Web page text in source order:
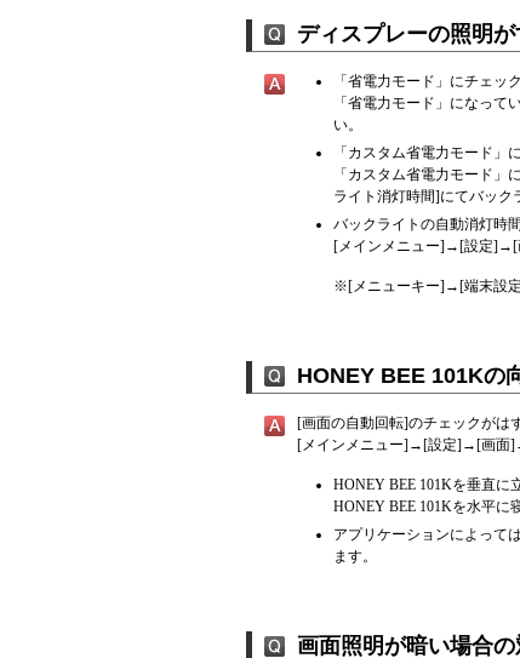
ディスプレーの照明
「省電力モード」にチェッ
「省電力モード」になっ
い。
「カスタム省電力モード」
「カスタム省電力モード
ライト消灯時間]にてバック
バックライトの自動消灯時
[メインメニュー]→[設定]→[
※[メニューキー]→[端末設
HONEY BEE 101Kの
[画面の自動回転]のチェックがは
[メインメニュー]→[設定]→[画面
HONEY BEE 101Kを垂直に
HONEY BEE 101Kを水平に
アプリケーションによって
ます。
画面照明が暗い場合